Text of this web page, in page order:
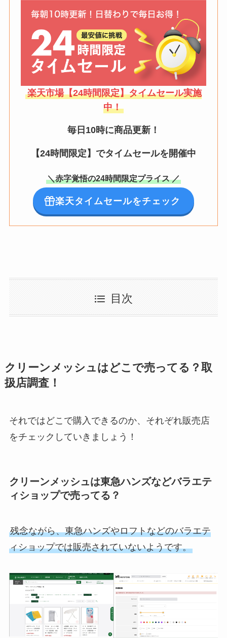
楽天市場【24時間限定】タイムセール実施
中！
毎日10時に商品更新！
【24時間限定】でタイムセールを開催中
＼赤字覚悟の24時間限定プライス ／
楽天タイムセールをチェック
目次
クリーンメッシュはどこで売ってる？取
扱店調査！
それではどこで購入できるのか、それぞれ販売店
をチェックしていきましょう！
クリーンメッシュは東急ハンズなどバラエテ
ィショップで売ってる？
残念ながら、東急ハンズやロフトなどのバラエテ
ィショップでは販売されていないようです。